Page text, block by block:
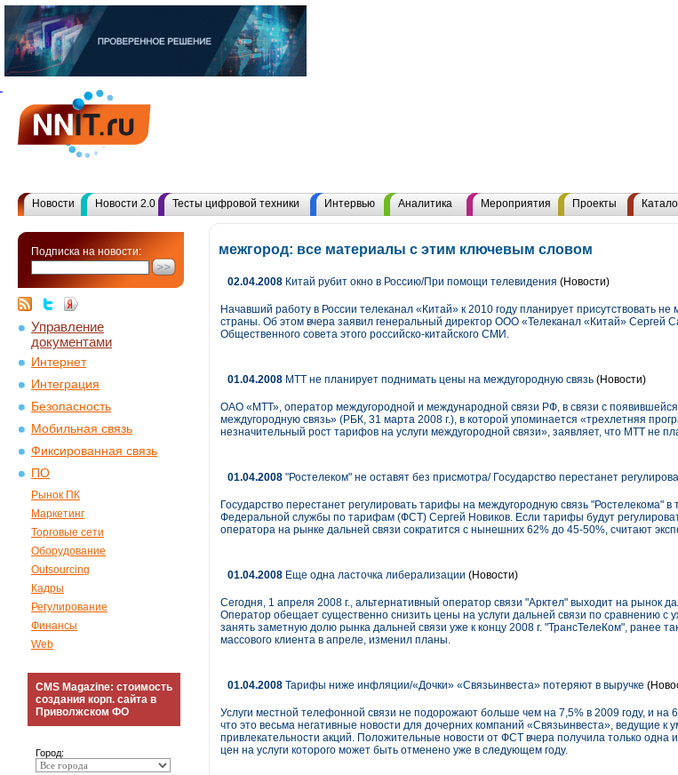
Новости Новости 2.0 Тесты цифровой техники Интервью Аналитика Мероприятия Проекты
Подписка на новости:
Управление
документами
Интернет
Интеграция
Безопасность
Мобильная связь
Фиксированная связь
ПО
Рынок ПК
Маркетинг
Торговые сети
Оборудование
Outsourcing
Кадры
Регулирование
Финансы
Web
CMS Magazine: стоимость
создания корп. сайта в
Приволжском ФО
Город:
межгород: все материалы с этим ключевым словом
02.04.2008 Китай рубит окно в Россию/При помощи телевидения (Новости)
Начавший работу в России телеканал «Китай» к 2010 году планирует присутствовать
страны. Об этом вчера заявил генеральный директор ООО «Телеканал «Китай» Сергей
Общественного совета этого российско-китайского СМИ.
01.04.2008 МТТ не планирует поднимать цены на междугородную связь (Новости)
ОАО «МТТ», оператор междугородной и международной связи РФ, в связи с
междугородную связь» (РБК, 31 марта 2008 г.), в которой упоминается «трехлетняя
незначительный рост тарифов на услуги междугородной связи», заявляет, что МТТ не
01.04.2008 "Ростелеком" не оставят без присмотра/ Государство перестанет
Государство перестанет регулировать тарифы на междугородную связь "Ростелекома"
Федеральной службы по тарифам (ФСТ) Сергей Новиков. Если тарифы будут
оператора на рынке дальней связи сократится с нынешних 62% до 45-50%, считают
01.04.2008 Еще одна ласточка либерализации (Новости)
Сегодня, 1 апреля 2008 г., альтернативный оператор связи "Арктел" выходит на рынок
Оператор обещает существенно снизить цены на услуги дальней связи по сравнению
занять заметную долю рынка дальней связи уже к концу 2008 г. "ТрансТелеКом", ранее
массового клиента в апреле, изменил планы.
01.04.2008 Тарифы ниже инфляции/«Дочки» «Связьинвеста» потеряют в выручке
Услуги местной телефонной связи не подорожают больше чем на 7,5% в 2009 году, и
что это весьма негативные новости для дочерних компаний «Связьинвеста», ведущие
привлекательности акций. Положительные новости от ФСТ вчера получила только одна
цен на услуги которого может быть отменено уже в следующем году.